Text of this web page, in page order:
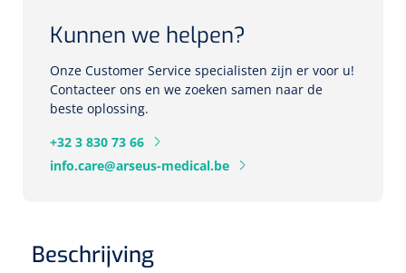
Diversen
Verzwaringsdekens
Eethulpmiddelen
Foetale en Vasculaire dopplers
Lichtdiagnostiek
Colposcopen
Urologie
Kunnen we helpen?
Onze Customer Service specialisten zijn er voor u!
Contacteer ons en we zoeken samen naar de
beste oplossing.
+32 3 830 73 66
info.care@arseus-medical.be
Beschrijving